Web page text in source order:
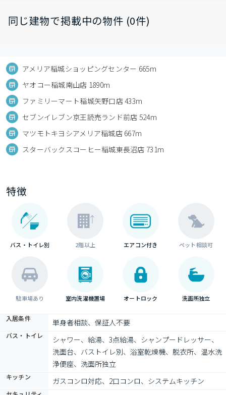
同じ建物で掲載中の物件 (0件)
アメリア稲城ショッピングセンター 665m
ヤオコー稲城南山店 1890m
ファミリーマート稲城矢野口店 433m
セブンイレブン京王読売ランド前店 524m
マツモトキヨシアメリア稲城店 667m
スターバックスコーヒー稲城東長沼店 731m
特徴
バス・トイレ別 2階以上 エアコン付き ペット相談可
駐車場あり 室内洗濯機置場 オートロック 洗面所独立
入居条件 単身者相談、保証人不要
バス・トイレ
シャワー、給湯、3点給湯、シャンプードレッサー、
洗面台、バストイレ別、浴室乾燥機、脱衣所、温水洗
浄便座、洗面所独立
キッチン ガスコンロ対応、2口コンロ、システムキッチン